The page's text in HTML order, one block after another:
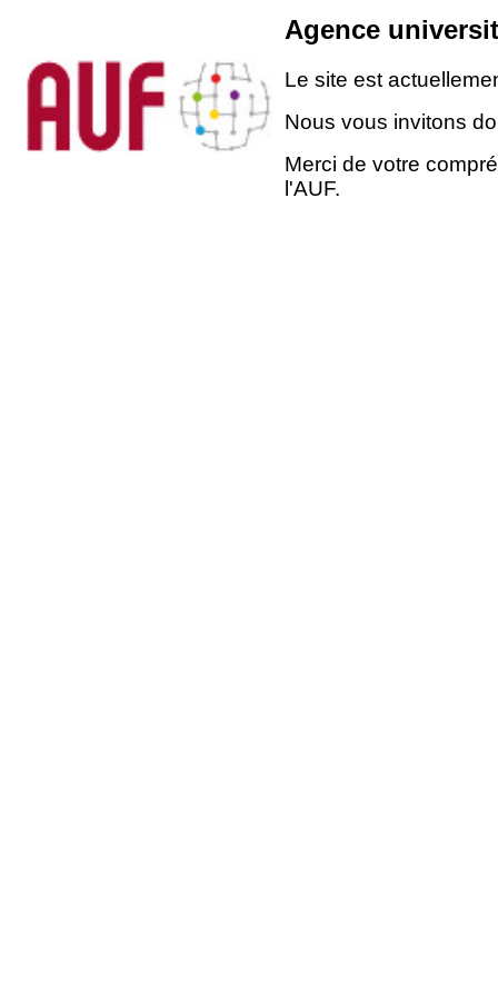
Agence
Le site est
Nous vous invitons
Merci de votre
l'AUF.